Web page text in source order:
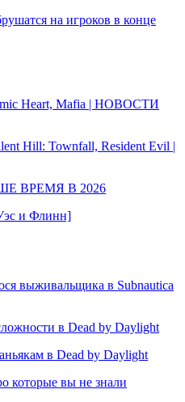
на игроков в конце
Heart, Mafia | НОВОСТИ
Hill: Townfall, Resident Evil |
ВРЕМЯ В 2026
и Флинн]
выживальщика в Subnautica
в Dead by Daylight
в Dead by Daylight
которые вы не знали